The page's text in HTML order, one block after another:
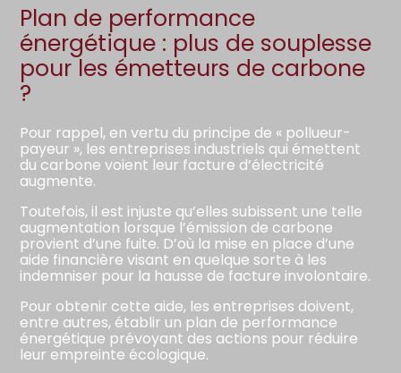
Plan de performance
énergétique : plus de souplesse
pour les émetteurs de carbone
?
Pour rappel, en vertu du principe de « pollueur-
payeur », les entreprises industriels qui émettent
du carbone voient leur facture d’électricité
augmente.
Toutefois, il est injuste qu’elles subissent une telle
augmentation lorsque l’émission de carbone
provient d’une fuite. D’où la mise en place d’une
aide financière visant en quelque sorte à les
indemniser pour la hausse de facture involontaire.
Pour obtenir cette aide, les entreprises doivent,
entre autres, établir un plan de performance
énergétique prévoyant des actions pour réduire
leur empreinte écologique.